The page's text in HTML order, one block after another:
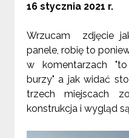
16 stycznia 2021 r.
Wrzucam zdjęcie
panele, robię to
w komentarzach
burzy" a jak widać
trzech miejscach
konstrukcja i wygląd